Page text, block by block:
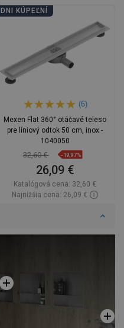
DNI KÚPEĽNÍ
(6)
Mexen Flat 360° otáčavé teleso
pre líniový odtok 50 cm, inox -
1040050
32,60 € -19,97%
26,09 €
Katalógová cena: 32,60 €
Najnižšia cena: 26,09 €